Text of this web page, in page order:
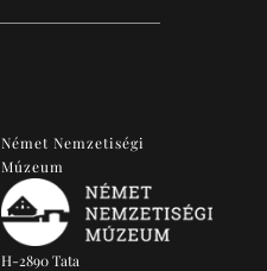
Német Nemzetiségi
Múzeum
H-2890 Tata